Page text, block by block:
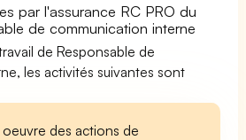
par l'assurance RC PRO du
de communication interne
de Responsable de
les activités suivantes sont
des actions de